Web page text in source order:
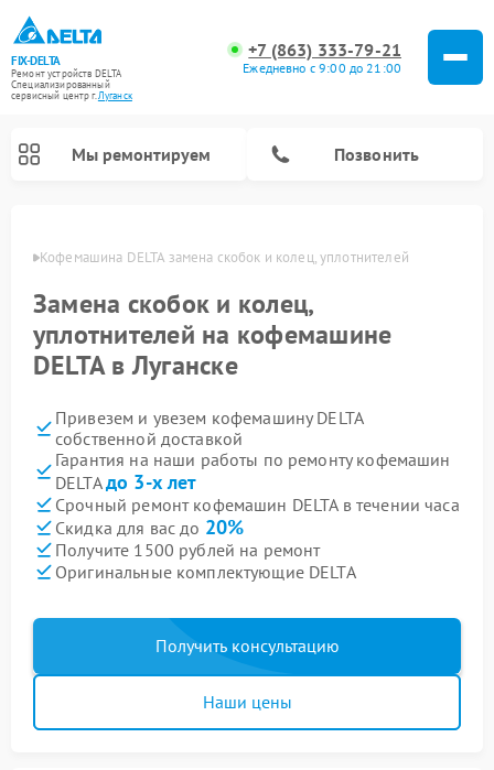
FIX-DELTA
Ремонт устройств DELTA
Специализированный
cервисный центр г.Луганск
+7 (863) 333-79-21
Ежедневно с 9:00 до 21:00
Мы ремонтируем Позвонить
Кофемашина DELTA замена скобок и колец, уплотнителей
Замена скобок и колец,
уплотнителей на кофемашине
DELTA в Луганске
Привезем и увезем кофемашину DELTA
собственной доставкой
Гарантия на наши работы по ремонту кофемашин
DELTAдо 3-х лет
Срочный ремонт кофемашин DELTA в течении часа
Скидка для вас до 20%
Получите 1500 рублей на ремонт
Оригинальные комплектующие DELTA
Получить консультацию
Наши цены